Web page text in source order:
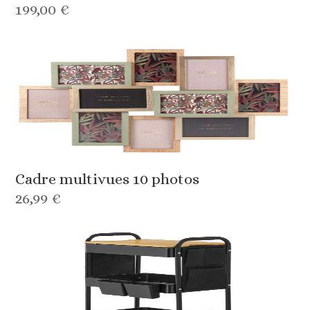
199,00 €
Cadre multivues 10 photos
26,99 €